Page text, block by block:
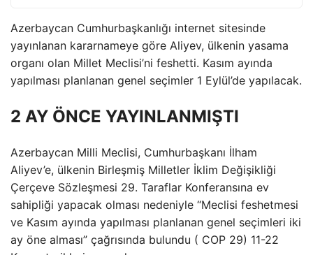
Azerbaycan Cumhurbaşkanlığı internet sitesinde
yayınlanan kararnameye göre Aliyev, ülkenin yasama
organı olan Millet Meclisi’ni feshetti. Kasım ayında
yapılması planlanan genel seçimler 1 Eylül’de yapılacak.
2 AY ÖNCE YAYINLANMIŞTI
Azerbaycan Milli Meclisi, Cumhurbaşkanı İlham
Aliyev’e, ülkenin Birleşmiş Milletler İklim Değişikliği
Çerçeve Sözleşmesi 29. Taraflar Konferansına ev
sahipliği yapacak olması nedeniyle “Meclisi feshetmesi
ve Kasım ayında yapılması planlanan genel seçimleri iki
ay öne alması” çağrısında bulundu ( COP 29) 11-22